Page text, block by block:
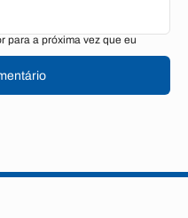
para a próxima vez que eu